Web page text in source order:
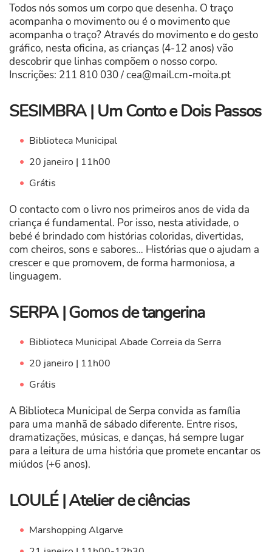
Todos nós somos um corpo que desenha. O traço
acompanha o movimento ou é o movimento que
acompanha o traço? Através do movimento e do gesto
gráfico, nesta oficina, as crianças (4-12 anos) vão
descobrir que linhas compõem o nosso corpo.
Inscrições: 211 810 030 /cea@mail.cm-moita.pt
SESIMBRA | Um Conto e Dois Passos
Biblioteca Municipal
20 janeiro | 11h00
Grátis
O contacto com o livro nos primeiros anos de vida da
criança é fundamental. Por isso, nesta atividade, o
bebé é brindado com histórias coloridas, divertidas,
com cheiros, sons e sabores… Histórias que o ajudam a
crescer e que promovem, de forma harmoniosa, a
linguagem.
SERPA | Gomos de tangerina
Biblioteca Municipal Abade Correia da Serra
20 janeiro | 11h00
Grátis
A Biblioteca Municipal de Serpa convida as família
para uma manhã de sábado diferente. Entre risos,
dramatizações, músicas, e danças, há sempre lugar
para a leitura de uma história que promete encantar os
miúdos (+6 anos).
LOULÉ | Atelier de ciências
Marshopping Algarve